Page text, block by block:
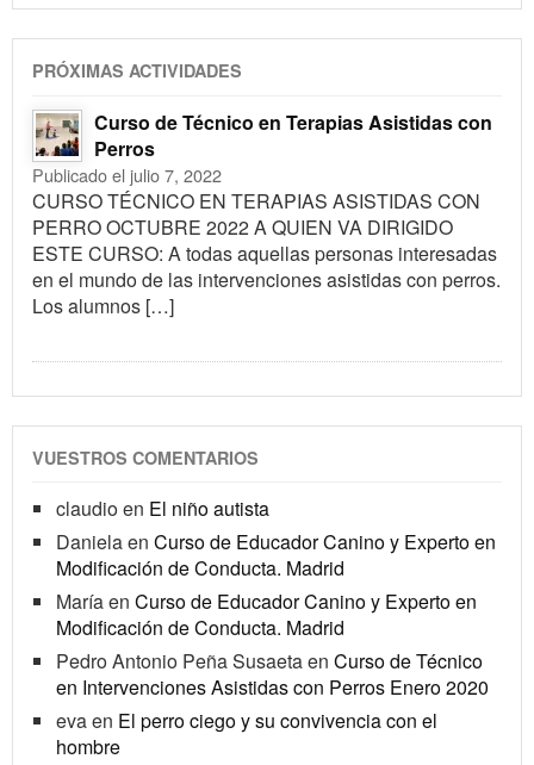
PRÓXIMAS ACTIVIDADES
Curso de Técnico en Terapias Asistidas con
Perros
Publicado el julio 7, 2022
CURSO TÉCNICO EN TERAPIAS ASISTIDAS CON
PERRO OCTUBRE 2022 A QUIEN VA DIRIGIDO
ESTE CURSO: A todas aquellas personas interesadas
en el mundo de las intervenciones asistidas con perros.
Los alumnos […]
VUESTROS COMENTARIOS
claudioen El niño autista
Danielaen Curso de Educador Canino y Experto en
Modificación de Conducta. Madrid
Maríaen Curso de Educador Canino y Experto en
Modificación de Conducta. Madrid
Pedro Antonio Peña Susaetaen Curso de Técnico
en Intervenciones Asistidas con Perros Enero 2020
evaen El perro ciego y su convivencia con el
hombre